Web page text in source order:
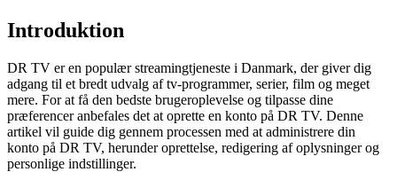
Introduktion
DR TV er en populær streamingtjeneste i Danmark, der giver dig
adgang til et bredt udvalg af tv-programmer, serier, film og meget
mere. For at få den bedste brugeroplevelse og tilpasse dine
præferencer anbefales det at oprette en konto på DR TV. Denne
artikel vil guide dig gennem processen med at administrere din
konto på DR TV, herunder oprettelse, redigering af oplysninger og
personlige indstillinger.